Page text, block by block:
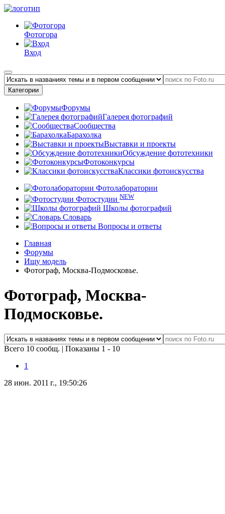
Фотогора
Вход
Категории
Форумы
Галерея фотографий
Сообщества
Барахолка
Выставки и проекты
Обсуждение фототехники
Фотоконкурсы
Классики фотоискусства
Фотолаборатории
Фотостудии NEW
Школы фотографий
Словарь
Вопросы и ответы
Главная
Форумы
Ищу модель
Фотограф, Москва-Подмосковье.
Фотограф, Москва-
Подмосковье.
Всего 10 сообщ. | Показаны 1 - 10
1
28 июн. 2011 г., 19:50:26